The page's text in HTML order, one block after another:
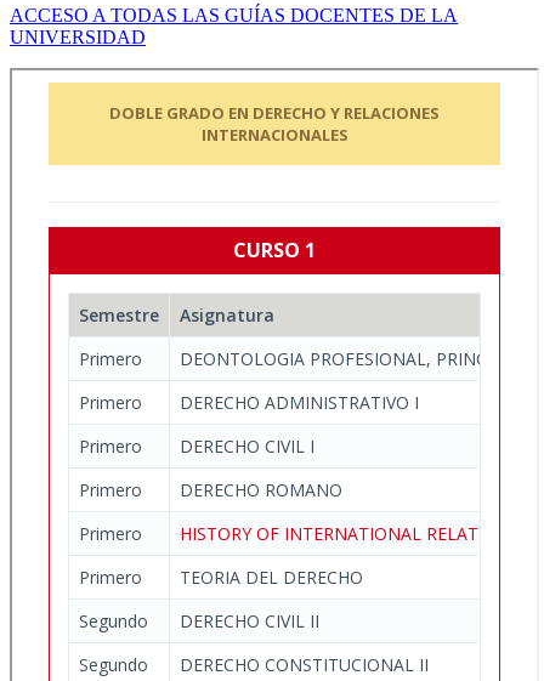
ACCESO A TODAS LAS GUÍAS DOCENTES DE LA
UNIVERSIDAD